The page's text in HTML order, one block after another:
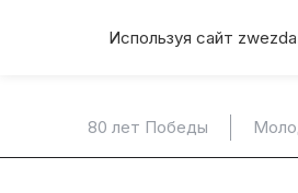
Используя сайт
80 лет Победы